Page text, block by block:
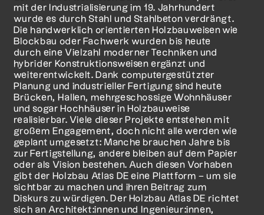
mit der Industrialisierung im 19. Jahrhundert
wurde es durch Stahl und Stahlbeton verdrängt.
Die handwerklich orientierten Holzbauweisen wie
Blockbau oder Fachwerk wurden bis heute
durch eine Vielzahl moderner Techniken und
hybrider Konstruktionsweisen ergänzt und
weiterentwickelt. Dank computergestützter
Planung und industrieller Fertigung sind heute
Brücken, Hallen, mehrgeschossige Wohnhäuser
und sogar Hochhäuser in Holzbauweise
realisierbar. Viele dieser Projekte entstehen mit
großem Engagement, doch nicht alle werden wie
geplant umgesetzt: Manche brauchen Jahre bis
zur Fertigstellung, andere bleiben auf dem Papier
oder als Vision bestehen. Auch diesen Vorhaben
gibt der Holzbau Atlas DE eine Plattform – um sie
sichtbar zu machen und ihren Beitrag zum
Diskurs zu würdigen. Der Holzbau Atlas DE richtet
sich an Architekt:innen und Ingenieur:innen,